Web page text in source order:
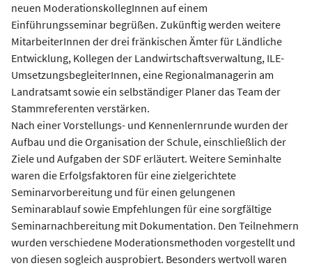
neuen ModerationskollegInnen auf einem
Einführungsseminar begrüßen. Zukünftig werden weitere
MitarbeiterInnen der drei fränkischen Ämter für Ländliche
Entwicklung, Kollegen der Landwirtschaftsverwaltung, ILE-
UmsetzungsbegleiterInnen, eine Regionalmanagerin am
Landratsamt sowie ein selbständiger Planer das Team der
Stammreferenten verstärken.
Nach einer Vorstellungs- und Kennenlernrunde wurden der
Aufbau und die Organisation der Schule, einschließlich der
Ziele und Aufgaben der SDF erläutert. Weitere Seminhalte
waren die Erfolgsfaktoren für eine zielgerichtete
Seminarvorbereitung und für einen gelungenen
Seminarablauf sowie Empfehlungen für eine sorgfältige
Seminarnachbereitung mit Dokumentation. Den Teilnehmern
wurden verschiedene Moderationsmethoden vorgestellt und
von diesen sogleich ausprobiert. Besonders wertvoll waren